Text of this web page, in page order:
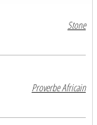
Stone
Proverbe Africain